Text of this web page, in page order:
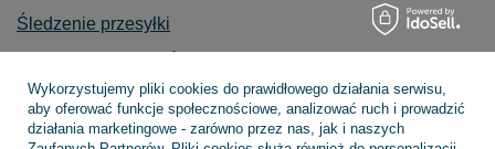
Śledzenie przesyłki
Chcę zwrócić produkt
Chcę wymienić towar
Wykorzystujemy pliki cookies do prawidłowego działania serwisu,
aby oferować funkcje społecznościowe, analizować ruch i prowadzić
działania marketingowe - zarówno przez nas, jak i naszych